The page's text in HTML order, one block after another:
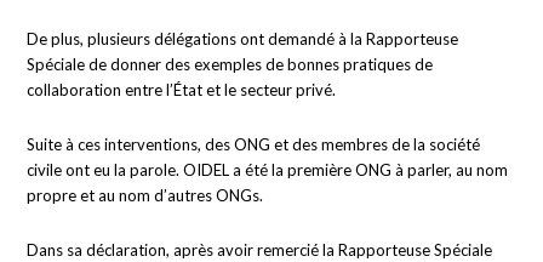
De plus, plusieurs délégations ont demandé à la Rapporteuse
Spéciale de donner des exemples de bonnes pratiques de
collaboration entre l’État et le secteur privé.
Suite à ces interventions, des ONG et des membres de la société
civile ont eu la parole. OIDEL a été la première ONG à parler, au nom
propre et au nom d’autres ONGs.
Dans sa déclaration, après avoir remercié la Rapporteuse Spéciale